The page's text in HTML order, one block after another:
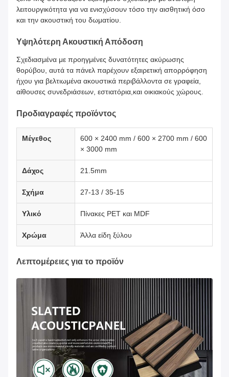
λειτουργικότητα για να ενισχύσουν τόσο την αισθητική όσο
και την ακουστική του δωματίου.
Υψηλότερη Ακουστική Απόδοση
Σχεδιασμένα με προηγμένες δυνατότητες ακύρωσης
θορύβου, αυτά τα πάνελ παρέχουν εξαιρετική απορρόφηση
ήχου για βελτιωμένα ακουστικά περιβάλλοντα σε γραφεία,
αίθουσες συνεδριάσεων, εστιατόρια,και οικιακούς χώρους.
Προδιαγραφές προϊόντος
Μέγεθος
600 × 2400 mm / 600 × 2700 mm / 600
× 3000 mm
Δάχος 21.5mm
Σχήμα 27-13 / 35-15
Υλικό Πίνακες PET και MDF
Χρώμα Άλλα είδη ξύλου
Λεπτομέρειες για το προϊόν